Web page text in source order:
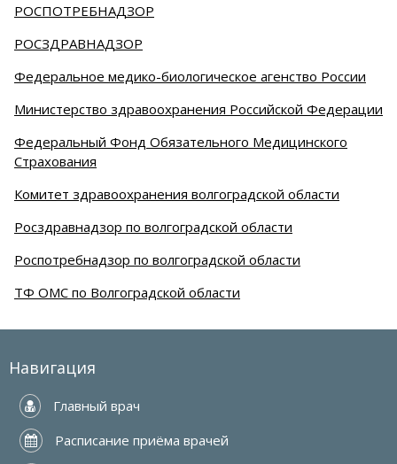
РОСПОТРЕБНАДЗОР
РОСЗДРАВНАДЗОР
Федеральное медико-биологическое агенство России
Министерство здравоохранения Российской Федерации
Федеральный Фонд Обязательного Медицинского
Страхования
Комитет здравоохранения волгоградской области
Росздравнадзор по волгоградской области
Роспотребнадзор по волгоградской области
ТФ ОМС по Волгоградской области
Навигация
Главный врач
Расписание приёма врачей